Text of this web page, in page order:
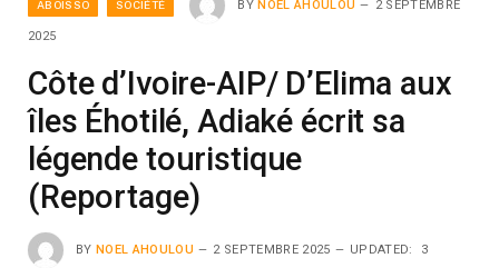
ABOISSO SOCIÉTÉ BY NOEL AHOULOU 2 SEPTEMBRE
2025
Côte d’Ivoire-AIP/ D’Elima aux
îles Éhotilé, Adiaké écrit sa
légende touristique
(Reportage)
BY NOEL AHOULOU 2 SEPTEMBRE 2025 UPDATED: 3